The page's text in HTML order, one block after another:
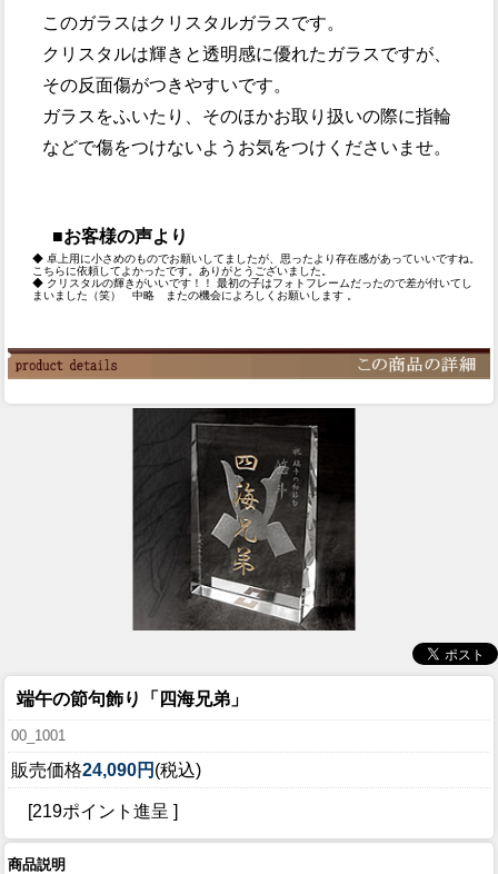
このガラスはクリスタルガラスです。
クリスタルは輝きと透明感に優れたガラスですが、
その反面傷がつきやすいです。
ガラスをふいたり、そのほかお取り扱いの際に指輪
などで傷をつけないようお気をつけくださいませ。
■お客様の声より
◆ 卓上用に小さめのものでお願いしてましたが、思ったより存在感があっていいですね。
こちらに依頼してよかったです。ありがとうございました。
◆ クリスタルの輝きがいいです！！ 最初の子はフォトフレームだったので差が付いてし
まいました（笑） 中略 またの機会によろしくお願いします 。
端午の節句飾り「四海兄弟」
00_1001
販売価格24,090円 (税込)
[219ポイント進呈 ]
商品説明